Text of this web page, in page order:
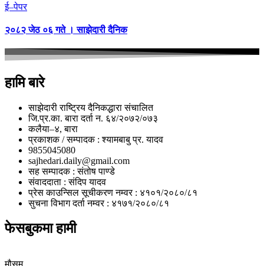
ई–पेपर
२०८२ जेठ ०६ गते । साझेदारी दैनिक
हामि बारे
साझेदारी राष्ट्रिय दैनिकद्धारा संचालित
जि.प्र.का. बारा दर्ता न. ६४/२०७२/०७३
कलैया–४, बारा
प्रकाशक / सम्पादक : श्यामबाबु प्र. यादव
9855045080
sajhedari.daily@gmail.com
सह सम्पादक : संतोष पाण्डे
संवाददाता : संदिप यादव
प्रेस काउन्सिल सूचीकरण नम्वर : ४१०१/२०८०/८१
सुचना विभाग दर्ता नम्वर : ४१७१/२०८०/८१
फेसबुकमा हामी